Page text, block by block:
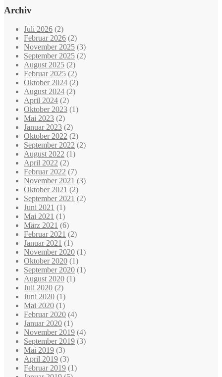
Archiv
Juli 2026 (2)
Februar 2026 (2)
November 2025 (3)
September 2025 (2)
August 2025 (2)
Februar 2025 (2)
Oktober 2024 (2)
August 2024 (2)
April 2024 (2)
Oktober 2023 (1)
Mai 2023 (2)
Januar 2023 (2)
Oktober 2022 (2)
September 2022 (2)
August 2022 (1)
April 2022 (2)
Februar 2022 (7)
November 2021 (3)
Oktober 2021 (2)
September 2021 (2)
Juni 2021 (1)
Mai 2021 (1)
März 2021 (6)
Februar 2021 (2)
Januar 2021 (1)
November 2020 (1)
Oktober 2020 (1)
September 2020 (1)
August 2020 (1)
Juli 2020 (2)
Juni 2020 (1)
Mai 2020 (1)
Februar 2020 (4)
Januar 2020 (1)
November 2019 (4)
September 2019 (3)
Mai 2019 (3)
April 2019 (3)
Februar 2019 (1)